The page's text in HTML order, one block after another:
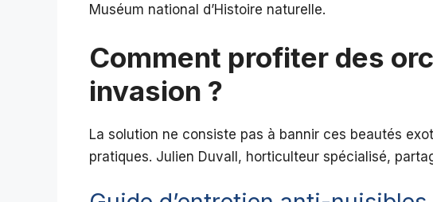
Muséum national d’Histoire naturelle.
Comment profiter des
invasion ?
La solution ne consiste pas à bannir ces beautés
pratiques. Julien Duvall, horticulteur spécialisé,